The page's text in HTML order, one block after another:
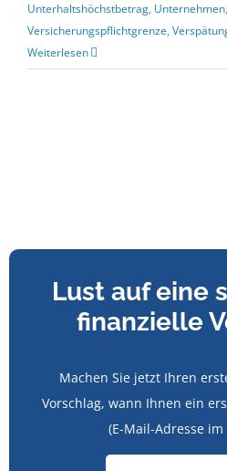
Unterhaltshöchstbetrag, Unternehmen,
Versicherungspflichtgrenze,
Weiterlesen
Lust auf eine
finanzielle
Machen Sie jetzt Ihren
Vorschlag, wann Ihnen ein
(E-Mail-Adresse